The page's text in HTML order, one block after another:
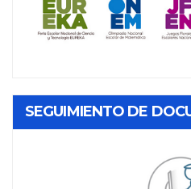
SEGUIMIENTO DE